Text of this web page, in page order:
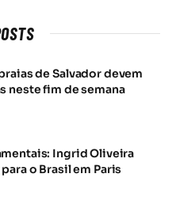
de Salvador devem
neste fim de semana
Ingrid Oliveira
o Brasil em Paris